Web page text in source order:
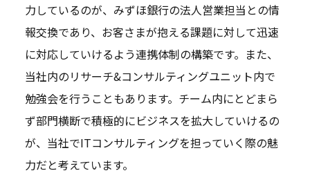
力しているのが、みずほ銀行の法人営業担当との情
報交換であり、お客さまが抱える課題に対して迅速
に対応していけるよう連携体制の構築です。また、
当社内のリサーチ&コンサルティングユニット内で
勉強会を行うこともあります。チーム内にとどまら
ず部門横断で積極的にビジネスを拡大していけるの
が、当社でITコンサルティングを担っていく際の魅
力だと考えています。